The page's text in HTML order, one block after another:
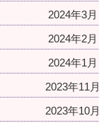
2024年3月
2024年2月
2024年1月
2023年11月
2023年10月